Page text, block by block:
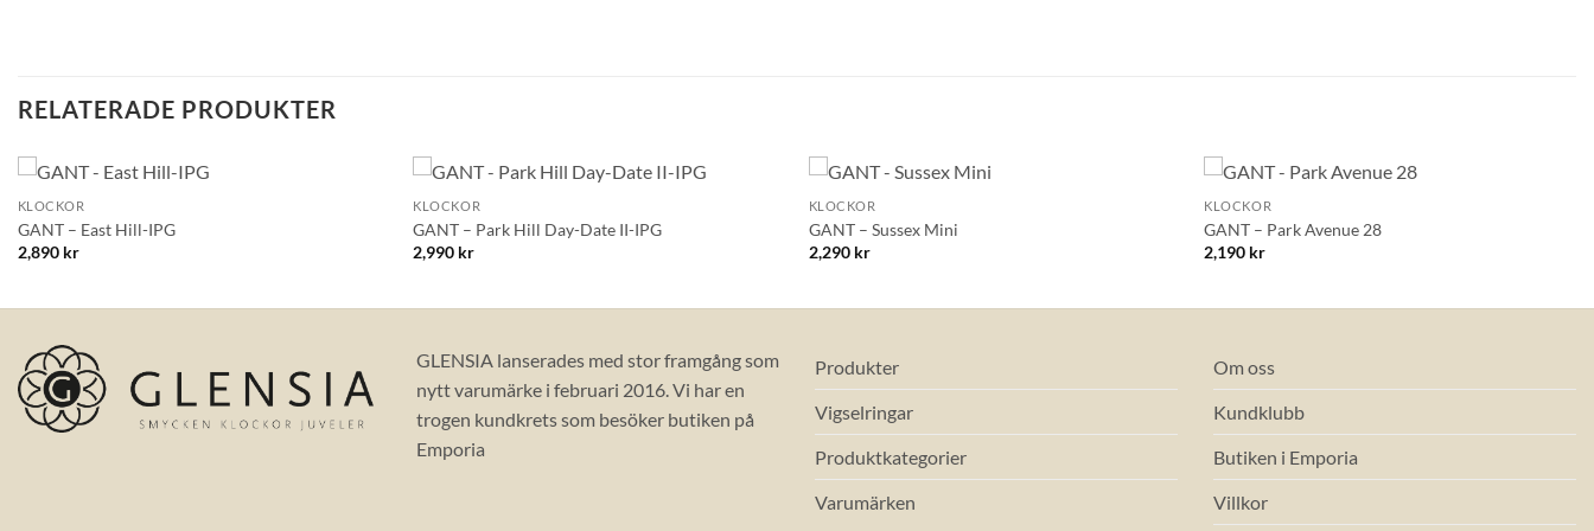
RELATERADE PRODUKTER
+
KLOCKOR
GANT – East Hill-IPG
2,890 kr
+
KLOCKOR
GANT – Park Hill Day-Date II-IPG
2,990 kr
+
KLOCKOR
GANT – Sussex Mini
2,290 kr
+
KLOCKOR
GANT – Park Avenue 28
2,190 kr
GLENSIA lanserades med stor framgång som
nytt varumärke i februari 2016. Vi har en
trogen kundkrets som besöker butiken på
Emporia
Produkter
Vigselringar
Produktkategorier
Varumärken
Om oss
Kundklubb
Butiken i Emporia
Villkor